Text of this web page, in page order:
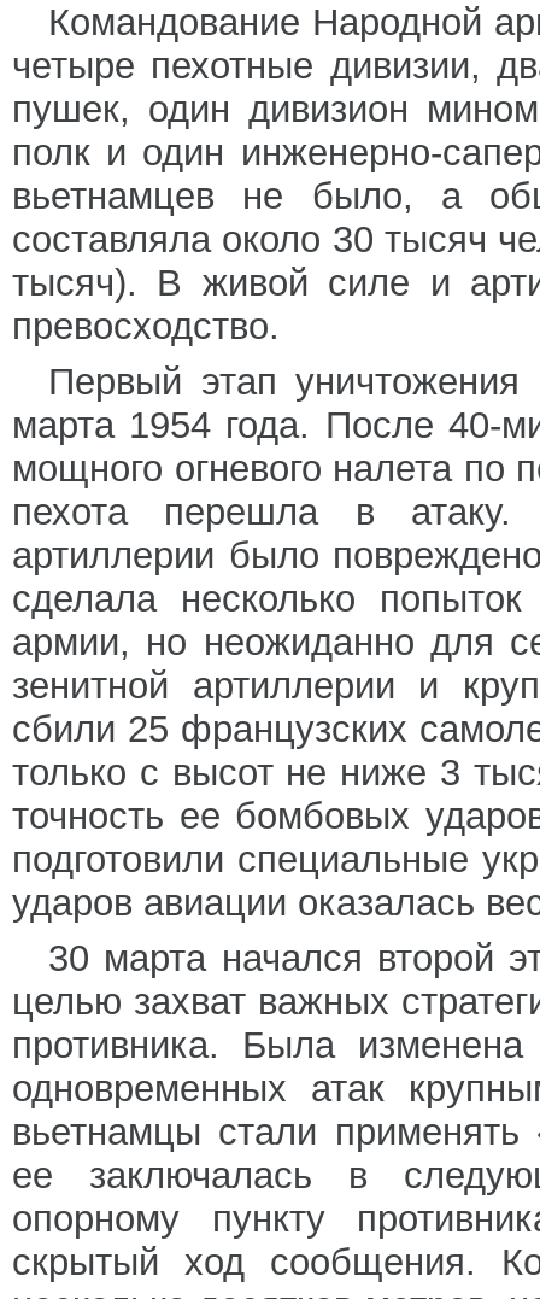
Командование Народной
четыре пехотные дивизии,
пушек, один дивизион
полк и один инженерно-
вьетнамцев не было, а
составляла около 30 тысяч
тысяч). В живой силе и
превосходство.
Первый этап уничтожения
марта 1954 года. После 40-
мощного огневого налета по
пехота перешла в
артиллерии было
сделала несколько
армии, но неожиданно для
зенитной артиллерии и
сбили 25 французских
только с высот не ниже 3
точность ее бомбовых
подготовили специальные
ударов авиации оказалась
30 марта начался второй
целью захват важных
противника. Была
одновременных атак
вьетнамцы стали
ее заключалась в
опорному пункту
скрытый ход сообщения.